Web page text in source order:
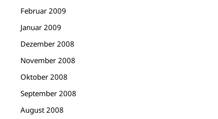
Februar 2009
Januar 2009
Dezember 2008
November 2008
Oktober 2008
September 2008
August 2008